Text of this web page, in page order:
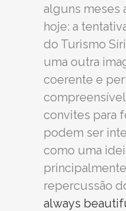
alguns meses
hoje: a
do Turismo
uma outra
coerente e
convites para
podem ser
como uma
repercussão
always